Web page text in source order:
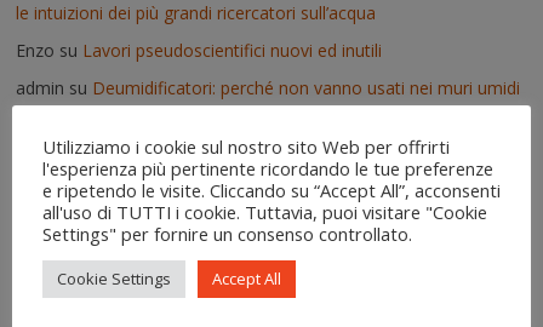
le intuizioni dei più grandi ricercatori sull’acqua
Enzo su Lavori pseudoscientifici nuovi ed inutili
admin su Deumidificatori: perché non vanno usati nei muri umidi
umidi
Il risanamento delle murature dopo un'alluvione - IgroDrysu
Come si usa IgroDry
suPitture termiche: pro e contro su alcuni prodotti in
commercio
Utilizziamo i cookie sul nostro sito Web per offrirti
l'esperienza più pertinente ricordando le tue preferenze
e ripetendo le visite. Cliccando su “Accept All”, acconsenti
all'uso di TUTTI i cookie. Tuttavia, puoi visitare "Cookie
Settings" per fornire un consenso controllato.
Cookie Settings Accept All